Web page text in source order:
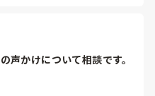
声かけについて相談です。